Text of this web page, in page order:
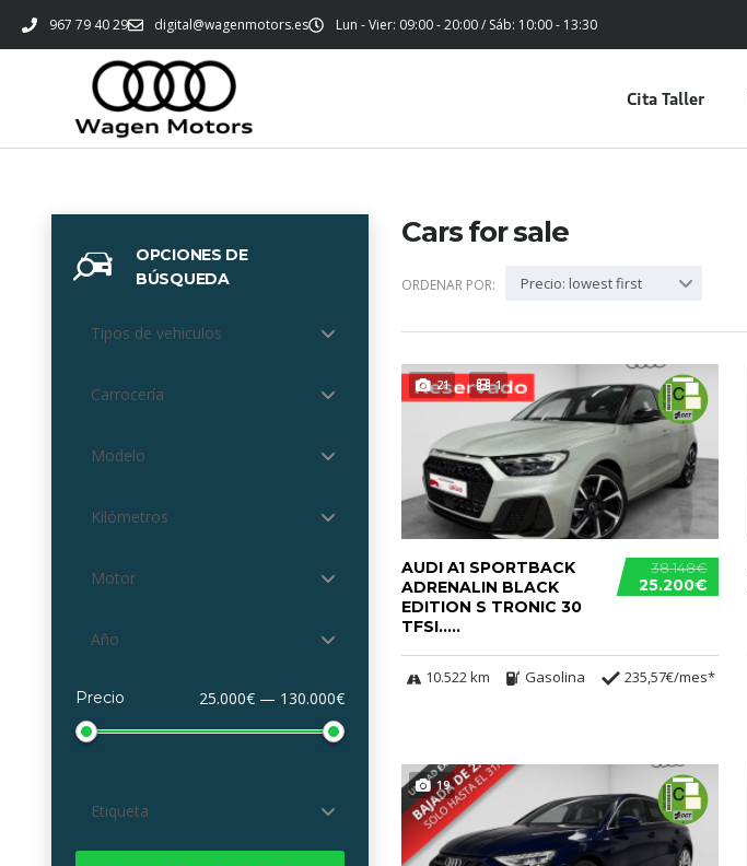
967 79 40 29 digital@wagenmotors.es Lun - Vier: 09:00 - 20:00 / Sáb: 10:00 - 13:30
Cita Taller
OPCIONES DE
BÚSQUEDA
Tipos de vehiculos
Carrocería
Modelo
Kilómetros
Motor
Año
Precio 25.000€ — 130.000€
Etiqueta
Cars for sale
ORDENAR POR: Precio: lowest first
21 1
38.148€
25.200€
AUDI A1 SPORTBACK
ADRENALIN BLACK
EDITION S TRONIC 30
TFSI.....
10.522 km Gasolina 235,57€/mes*
19